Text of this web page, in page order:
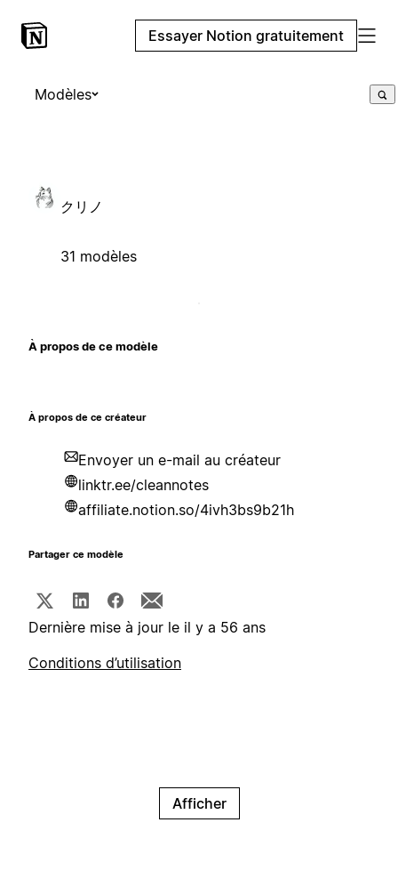
Essayer Notion gratuitement
Modèles
クリノ
31 modèles
À propos de ce modèle
À propos de ce créateur
Envoyer un e-mail au créateur
linktr.ee/cleannotes
affiliate.notion.so/4ivh3bs9b21h
Partager ce modèle
Dernière mise à jour le il y a 56 ans
Conditions d’utilisation
Afficher